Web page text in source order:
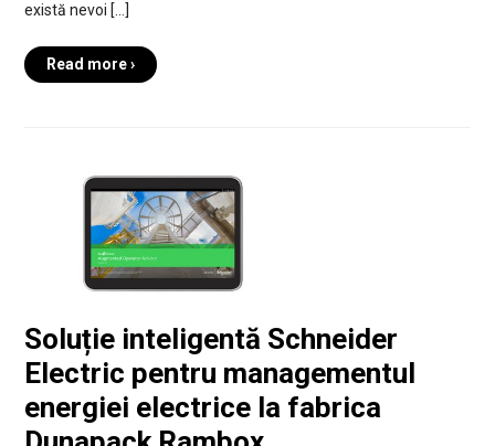
există nevoi […]
Read more ›
Soluție inteligentă Schneider
Electric pentru managementul
energiei electrice la fabrica